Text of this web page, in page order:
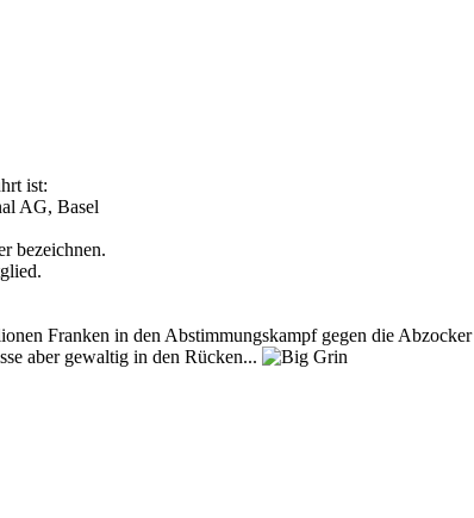
ist:
AG, Basel
bezeichnen.
Franken in den Abstimmungskampf gegen die
aber gewaltig in den Rücken...